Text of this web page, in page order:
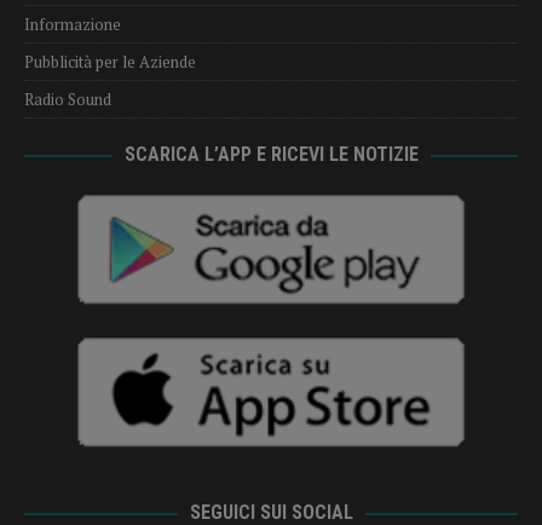
Informazione
Pubblicità per le Aziende
Radio Sound
SCARICA L’APP E RICEVI LE NOTIZIE
SEGUICI SUI SOCIAL